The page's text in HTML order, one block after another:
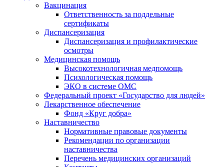
Вакцинация
Ответственность за поддельные
сертификаты
Диспансеризация
Диспансеризация и профилактические
осмотры
Медицинская помощь
Высокотехнологичная медпомощь
Психологическая помощь
ЭКО в системе ОМС
Федеральный проект «Государство для людей»
Лекарственное обеспечение
Фонд «Круг добра»
Наставничество
Нормативные правовые документы
Рекомендации по организации
наставничества
Перечень медицинских организаций